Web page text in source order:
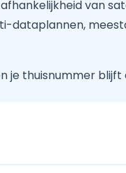
van
dataplannen,
je thuisnummer blijft